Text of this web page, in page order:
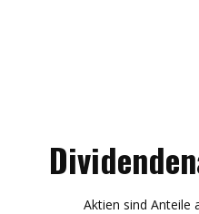
Aktien sind Anteile